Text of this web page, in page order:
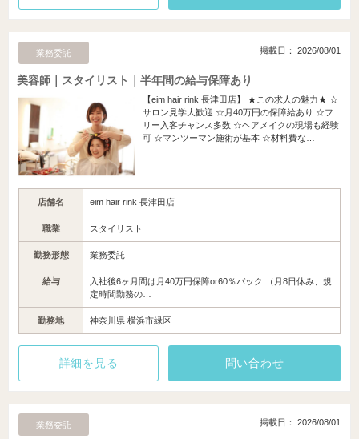
業務委託 掲載日： 2026/08/01
美容師｜スタイリスト｜半年間の給与保障あり
【eim hair rink 長津田店】 ★この求人の魅力★ ☆
サロン見学大歓迎 ☆月40万円の保障給あり ☆フ
リー入客チャンス多数 ☆ヘアメイクの現場も経験
可 ☆マンツーマン施術が基本 ☆材料費な…
店舗名 eim hair rink 長津田店
職業 スタイリスト
勤務形態 業務委託
給与
入社後6ヶ月間は月40万円保障or60％バック （月8日休み、規
定時間勤務の…
勤務地 神奈川県 横浜市緑区
詳細を見る 問い合わせ
業務委託 掲載日： 2026/08/01